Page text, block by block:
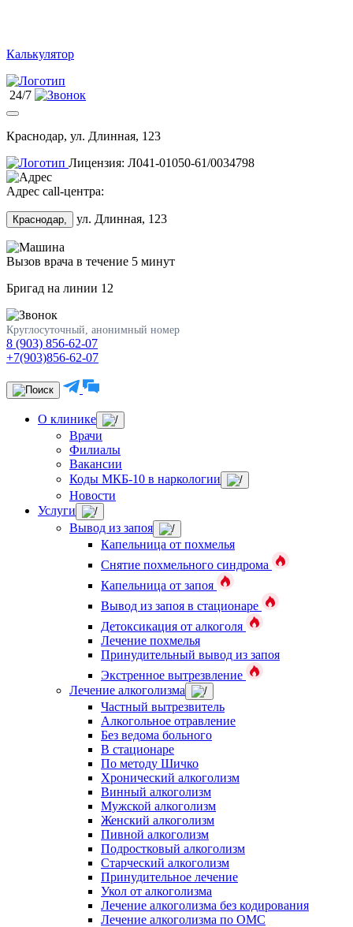
Калькулятор
24/7
Краснодар, ул. Длинная, 123
Лицензия: Л041-01050-61/0034798
Адрес call-центра:
Краснодар, ул. Длинная, 123
Вызов врача в течение 5 минут
Бригад на линии 12
Круглосуточный, анонимный номер
8 (903) 856-62-07
+7(903)856-62-07
О клинике
Врачи
Филиалы
Вакансии
Коды МКБ-10 в наркологии
Новости
Услуги
Вывод из запоя
Капельница от похмелья
Снятие похмельного синдрома
Капельница от запоя
Вывод из запоя в стационаре
Детоксикация от алкоголя
Лечение похмелья
Принудительный вывод из запоя
Экстренное вытрезвление
Лечение алкоголизма
Частный вытрезвитель
Алкогольное отравление
Без ведома больного
В стационаре
По методу Шичко
Хронический алкоголизм
Винный алкоголизм
Мужской алкоголизм
Женский алкоголизм
Пивной алкоголизм
Подростковый алкоголизм
Старческий алкоголизм
Принудительное лечение
Укол от алкоголизма
Лечение алкоголизма без кодирования
Лечение алкоголизма по ОМС